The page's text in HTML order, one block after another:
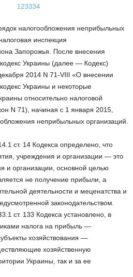
налогообложения неприбыльных
инспекция
Запорожья. После внесения
Украины (далее — Кодекс)
2014 N 71-VIII «О внесении
Украины и некоторые
относительно налоговой
N 71), начиная с 1 января 2015,
неприбыльных организаций.
ст. 14 Кодекса определено, что
учреждения и организации — это
и организации, основной целью
не получение прибыли, а
деятельности и меценатства и
законодательством.
ст. 133 Кодекса установлено, в
налога на прибыль —
хозяйствования —
хозяйственную
Украины, так и за ее